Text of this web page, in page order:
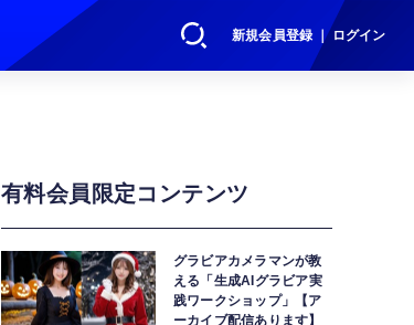
新規会員登録 ｜ ログイン
有料会員限定コンテンツ
グラビアカメラマンが教
える「生成AIグラビア実
践ワークショップ」【ア
ーカイブ配信あります】